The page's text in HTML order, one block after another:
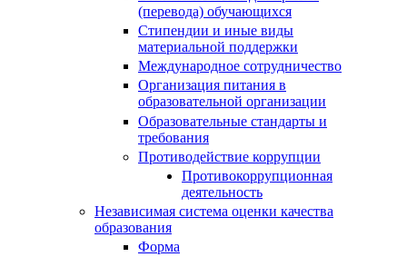
(перевода) обучающихся
Стипендии и иные виды
материальной поддержки
Международное сотрудничество
Организация питания в
образовательной организации
Образовательные стандарты и
требования
Противодействие коррупции
Противокоррупционная
деятельность
Независимая система оценки качества
образования
Форма